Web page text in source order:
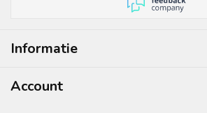
Informatie
Account